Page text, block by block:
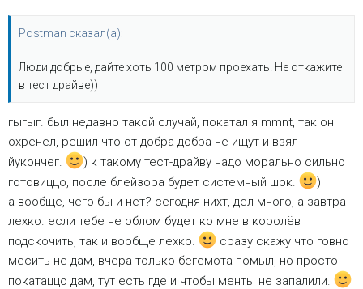
Postman сказал(а):
Люди добрые, дайте хоть 100 метром проехать! Не откажите
в тест драйве))
гыгыг. был недавно такой случай, покатал я mmnt, так он
охренел, решил что от добра добра не ищут и взял
йукончег.
) к такому тест-драйву надо морально сильно
готовиццо, после блейзора будет системный шок.
)
а вообще, чего бы и нет? сегодня нихт, дел много, а завтра
лехко. если тебе не облом будет ко мне в королёв
подскочить, так и вообще лехко.
сразу скажу что говно
месить не дам, вчера только бегемота помыл, но просто
покатаццо дам, тут есть где и чтобы менты не запалили.